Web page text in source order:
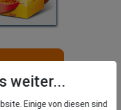
Einige von diesen sind